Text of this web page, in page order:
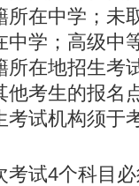
在中学；未
学；高级中
在地招生考
考生的报名
考试机构须于
试4个科目